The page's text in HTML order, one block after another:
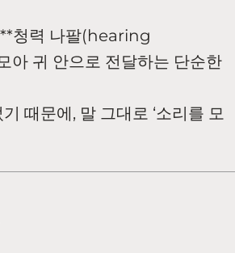
청력 나팔(hearing
아 귀 안으로 전달하는 단순한
때문에, 말 그대로 ‘소리를 모